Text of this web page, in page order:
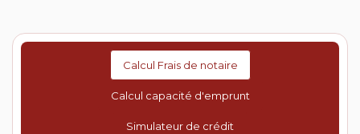
Calcul Frais de notaire
Calcul capacité d'emprunt
Simulateur de crédit